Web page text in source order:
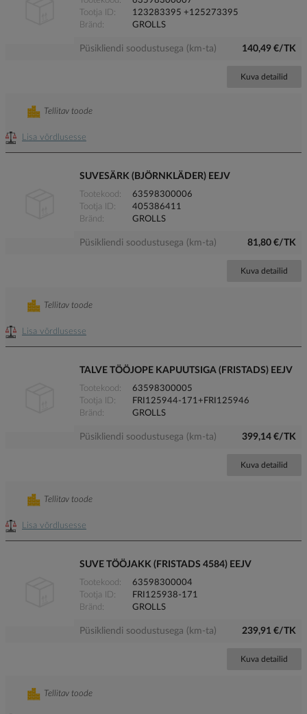
Tootja ID
123283395 +125273395
Bränd
GROLLS
Püsikliendi soodustusega (km-ta) 140,49 €/TK
Kuva detailid
Lisa võrdlusesse
Tellitav toode
SUVESÄRK (BJÖRNKLÄDER) EEJV
Tootekood
63598300006
Tootja ID
405386411
Bränd
GROLLS
Püsikliendi soodustusega (km-ta) 81,80 €/TK
Kuva detailid
Lisa võrdlusesse
Tellitav toode
TALVE TÖÖJOPE KAPUUTSIGA (FRISTADS) EEJV
Tootekood
63598300005
Tootja ID
FRI125944-171+FRI125946
Bränd
GROLLS
Püsikliendi soodustusega (km-ta) 399,14 €/TK
Kuva detailid
Lisa võrdlusesse
Tellitav toode
SUVE TÖÖJAKK (FRISTADS 4584) EEJV
Tootekood
63598300004
Tootja ID
FRI125938-171
Bränd
GROLLS
Püsikliendi soodustusega (km-ta) 239,91 €/TK
Kuva detailid
Tellitav toode